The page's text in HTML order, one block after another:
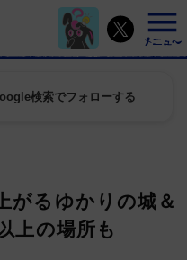
検索でフォローする
がるゆかりの城＆
上の場所も